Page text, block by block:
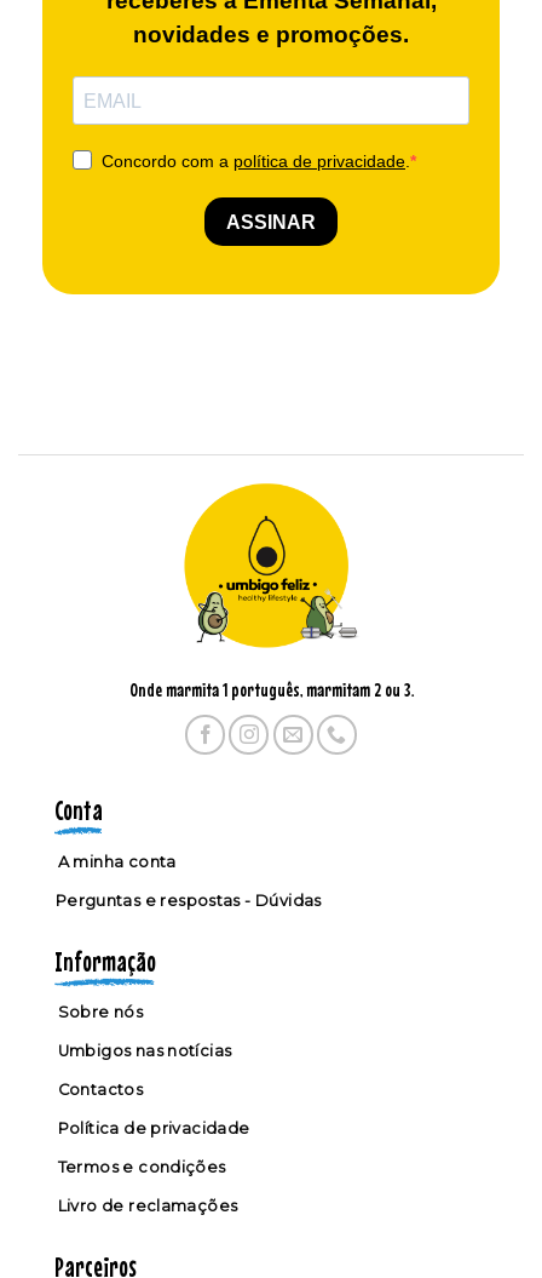
Onde marmita 1 português, marmitam 2 ou 3.
Conta
A minha conta
Perguntas e respostas - Dúvidas
Informação
Sobre nós
Umbigos nas notícias
Contactos
Política de privacidade
Termos e condições
Livro de reclamações
Parceiros